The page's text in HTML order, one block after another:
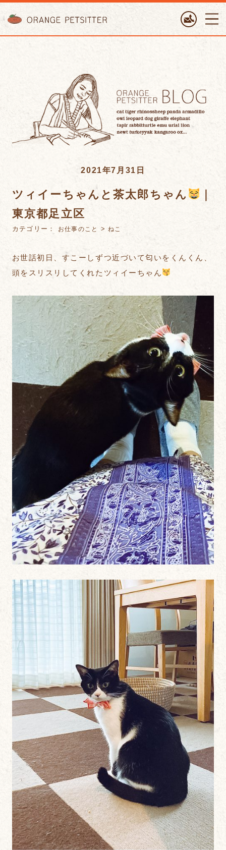
2021年7月31日
ツィイーちゃんと茶太郎ちゃん
東京都足立区
カテゴリー： お仕事のこと >ねこ
お世話初日、すこーしずつ近づいて匂いをくんくん、
頭をスリスリしてくれたツィイーちゃん